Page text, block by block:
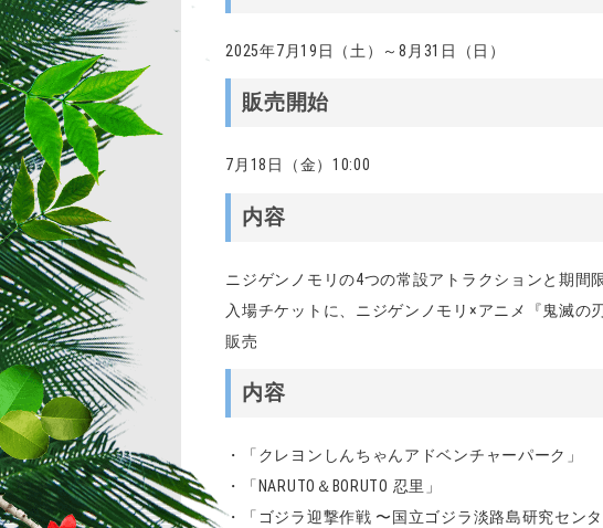
2025年7月19日（土）～8月31日（日）
販売開始
7月18日（金）10:00
内容
ニジゲンノモリの4つの常設アトラクションと期
入場チケットに、ニジゲンノモリ×アニメ『鬼滅
販売
内容
・「クレヨンしんちゃんアドベンチャーパーク」
・「NARUTO＆BORUTO 忍里」
・「ゴジラ迎撃作戦 〜国立ゴジラ淡路島研究センタ